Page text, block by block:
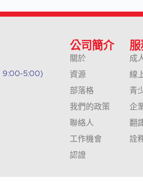
9:00-5:00)
公司簡介
關於
資源
部落格
我們的政策
聯絡人
工作機會
認證
服
成
線
青
企
翻
詮